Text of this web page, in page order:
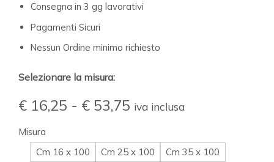
Consegna in 3 gg lavorativi
Pagamenti Sicuri
Nessun Ordine minimo richiesto
Selezionare la misura:
€ 16,25 - € 53,75 iva inclusa
Misura
Cm 16 x 100
Cm 25 x 100
Cm 35 x 100